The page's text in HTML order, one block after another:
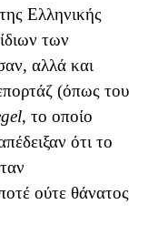
Ελληνικής
των
αλλά και
(όπως του
, το οποίο
ότι το
ούτε θάνατος